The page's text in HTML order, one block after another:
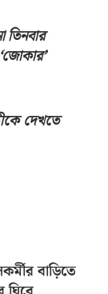
তিনবার
দেখতে
বাড়িতে